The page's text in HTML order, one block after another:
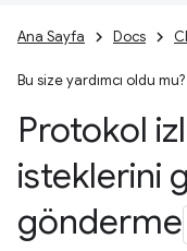
Ana Sayfa Docs
Bu size yardımcı oldu mu?
Protokol
isteklerini
gönderme